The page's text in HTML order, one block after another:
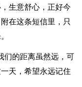
生意舒心，正好今
在这条短信里，只
们的距离虽然远，可
天，希望永远记住